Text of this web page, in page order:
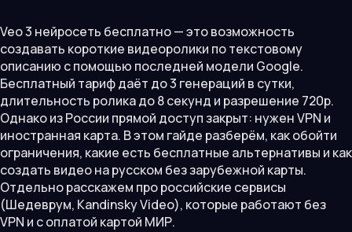
Veo 3 нейросеть бесплатно — это возможность
создавать короткие видеоролики по текстовому
описанию с помощью последней модели Google.
Бесплатный тариф даёт до 3 генераций в сутки,
длительность ролика до 8 секунд и разрешение 720p.
Однако из России прямой доступ закрыт: нужен VPN и
иностранная карта. В этом гайде разберём, как обойти
ограничения, какие есть бесплатные альтернативы и как
создать видео на русском без зарубежной карты.
Отдельно расскажем про российские сервисы
(Шедеврум, Kandinsky Video), которые работают без
VPN и с оплатой картой МИР.